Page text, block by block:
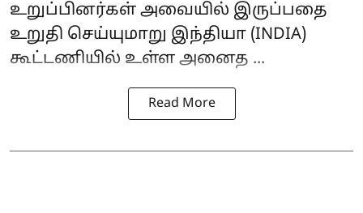
உறுப்பினர்கள் அவையில் இருப்பதை
உறுதி செய்யுமாறு இந்தியா (INDIA)
கூட்டணியில் உள்ள அனைத ...
Read More